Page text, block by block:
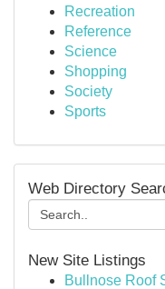
Recreation
Reference
Science
Shopping
Society
Sports
Web Directory
New Site Listings
Bullnose Roof